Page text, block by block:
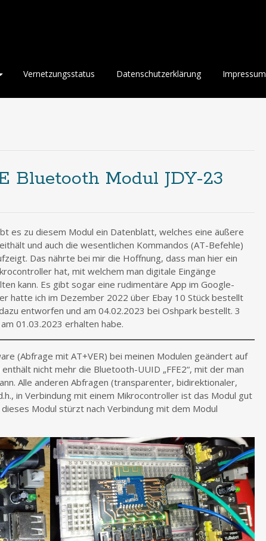
Vernetzungsstatus Datenschutzerklärung Impressum
Bluetooth Modul JDY-23
es zu diesem Modul ein Datenblatt, welches eine äußere
und auch die wesentlichen Kommandos (AT-Befehle)
Das nährte bei mir die Hoffnung, dass man hier ein
hat, mit welchem man digitale Eingänge
kann. Es gibt sogar eine rudimentäre App im Google-
hatte ich im Dezember 2022 über Ebay 10 Stück bestellt
entworfen und am 04.02.2023 bei Oshpark bestellt. 3
01.03.2023 erhalten habe.
(Abfrage mit AT+VER) bei meinen Modulen geändert auf
enthält nicht mehr die Bluetooth-UUID „FFE2“, mit der man
Alle anderen Abfragen (transparenter, bidirektionaler,
in Verbindung mit einem Mikrocontroller ist das Modul gut
Modul stürzt nach Verbindung mit dem Modul